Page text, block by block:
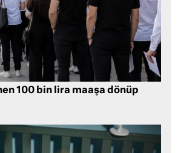
100 bin lira maaşa dönüp